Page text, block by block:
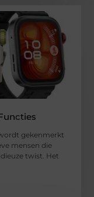
gekenmerkt
mensen die
twist. Het